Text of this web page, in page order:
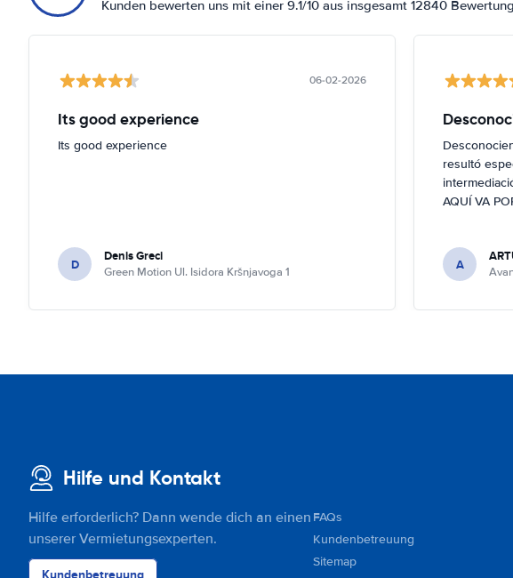
Kunden bewerten uns mit einer 9.1/10 aus insgesamt 12840
06-02-2026
Its good experience
Its good experience
D Denis Greci
Green Motion Ul. Isidora Kršnjavoga 1
resultó
AQUÍ VA
A
Hilfe und Kontakt
Hilfe erforderlich? Dann wende dich an einen
unserer Vermietungsexperten.
Kundenbetreuung
FAQs
Kundenbetreuung
Sitemap